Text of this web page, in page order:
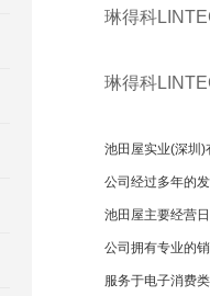
琳得科
琳得科
池田屋实业(深圳
公司经过多年的
池田屋主要经营
公司拥有专业的
服务于电子消费